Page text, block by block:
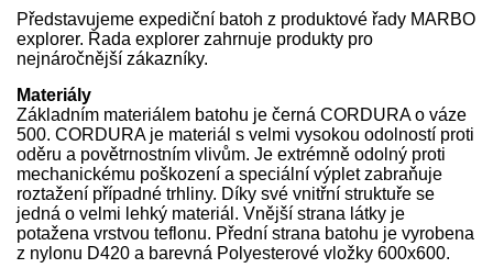
Představujeme expediční batoh z produktové řady MARBO
explorer. Řada explorer zahrnuje produkty pro
nejnáročnější zákazníky.
Materiály
Základním materiálem batohu je černá CORDURA o váze
500. CORDURA je materiál s velmi vysokou odolností proti
oděru a povětrnostním vlivům. Je extrémně odolný proti
mechanickému poškození a speciální výplet zabraňuje
roztažení případné trhliny. Díky své vnitřní struktuře se
jedná o velmi lehký materiál. Vnější strana látky je
potažena vrstvou teflonu. Přední strana batohu je vyrobena
z nylonu D420 a barevná Polyesterové vložky 600x600.